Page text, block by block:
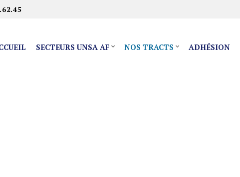
SECTEURS UNSA AF NOS TRACTS ADHÉSION